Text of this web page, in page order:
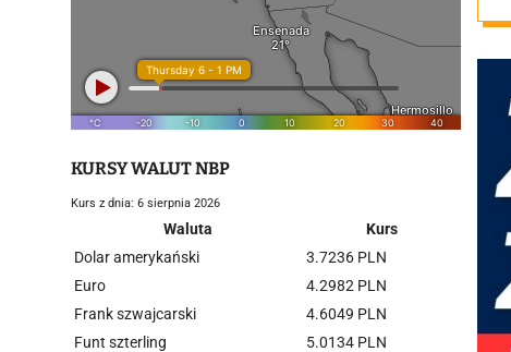
KURSY WALUT NBP
Kurs z dnia: 6 sierpnia 2026
Waluta
Kurs
Dolar amerykański
3.7236 PLN
Euro
4.2982 PLN
Frank szwajcarski
4.6049 PLN
Funt szterling
5.0134 PLN